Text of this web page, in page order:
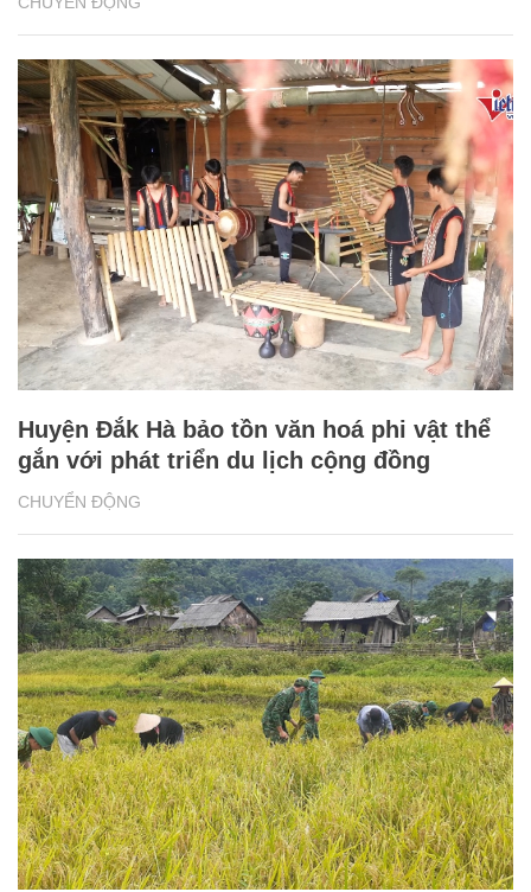
CHUYỂN ĐỘNG
Huyện Đắk Hà bảo tồn văn hoá phi vật thể
gắn với phát triển du lịch cộng đồng